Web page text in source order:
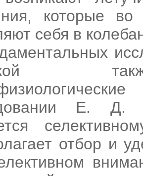
которые
себя в
ской
Е. Д.
отбор и